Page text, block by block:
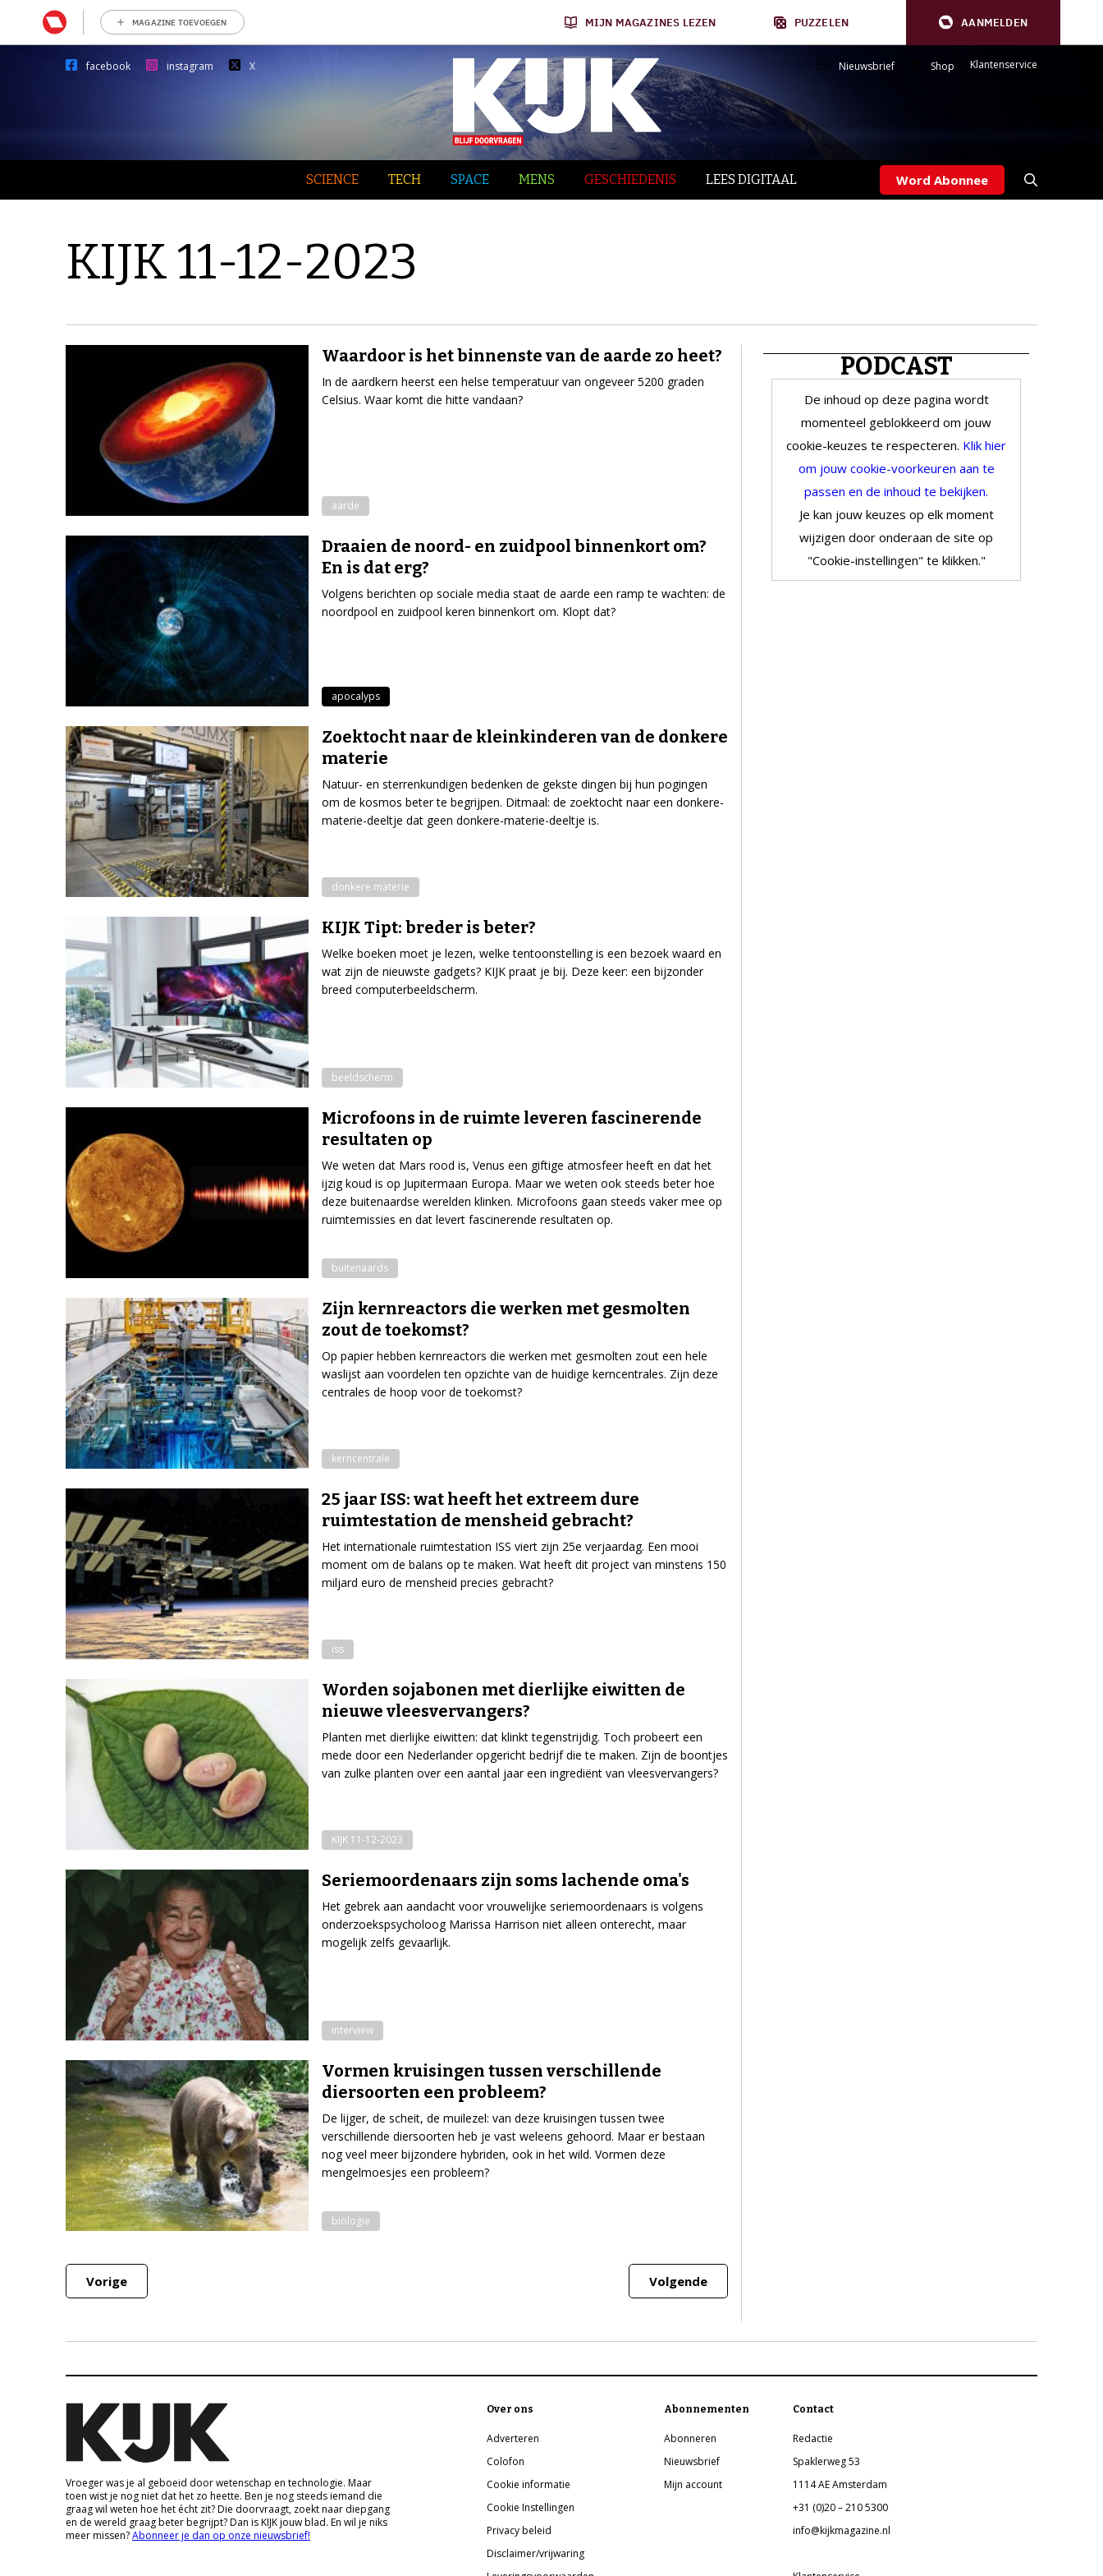
MAGAZINE TOEVOEGEN MIJN MAGAZINES LEZEN PUZZELEN AANMELDEN
facebook instagram X Nieuwsbrief Shop Klantenservice
SCIENCE TECH SPACE MENS GESCHIEDENIS LEES DIGITAAL Word Abonnee
KIJK 11-12-2023
Waardoor is het binnenste van de aarde zo heet?
In de aardkern heerst een helse temperatuur van ongeveer 5200 graden
Celsius. Waar komt die hitte vandaan?
aarde
Draaien de noord- en zuidpool binnenkort om?
En is dat erg?
Volgens berichten op sociale media staat de aarde een ramp te wachten: de
noordpool en zuidpool keren binnenkort om. Klopt dat?
apocalyps
Zoektocht naar de kleinkinderen van de donkere
materie
Natuur- en sterrenkundigen bedenken de gekste dingen bij hun pogingen
om de kosmos beter te begrijpen. Ditmaal: de zoektocht naar een donkere-
materie-deeltje dat geen donkere-materie-deeltje is.
donkere materie
KIJK Tipt: breder is beter?
Welke boeken moet je lezen, welke tentoonstelling is een bezoek waard en
wat zijn de nieuwste gadgets? KIJK praat je bij. Deze keer: een bijzonder
breed computerbeeldscherm.
beeldscherm
Microfoons in de ruimte leveren fascinerende
resultaten op
We weten dat Mars rood is, Venus een giftige atmosfeer heeft en dat het
ijzig koud is op Jupitermaan Europa. Maar we weten ook steeds beter hoe
deze buitenaardse werelden klinken. Microfoons gaan steeds vaker mee op
ruimtemissies en dat levert fascinerende resultaten op.
buitenaards
Zijn kernreactors die werken met gesmolten
zout de toekomst?
Op papier hebben kernreactors die werken met gesmolten zout een hele
waslijst aan voordelen ten opzichte van de huidige kerncentrales. Zijn deze
centrales de hoop voor de toekomst?
kerncentrale
25 jaar ISS: wat heeft het extreem dure
ruimtestation de mensheid gebracht?
Het internationale ruimtestation ISS viert zijn 25e verjaardag. Een mooi
moment om de balans op te maken. Wat heeft dit project van minstens 150
miljard euro de mensheid precies gebracht?
iss
Worden sojabonen met dierlijke eiwitten de
nieuwe vleesvervangers?
Planten met dierlijke eiwitten: dat klinkt tegenstrijdig. Toch probeert een
mede door een Nederlander opgericht bedrijf die te maken. Zijn de boontjes
van zulke planten over een aantal jaar een ingrediënt van vleesvervangers?
KIJK 11-12-2023
Seriemoordenaars zijn soms lachende oma's
Het gebrek aan aandacht voor vrouwelijke seriemoordenaars is volgens
onderzoekspsycholoog Marissa Harrison niet alleen onterecht, maar
mogelijk zelfs gevaarlijk.
interview
Vormen kruisingen tussen verschillende
diersoorten een probleem?
De lijger, de scheit, de muilezel: van deze kruisingen tussen twee
verschillende diersoorten heb je vast weleens gehoord. Maar er bestaan
nog veel meer bijzondere hybriden, ook in het wild. Vormen deze
mengelmoesjes een probleem?
biologie
Vorige Volgende
PODCAST
De inhoud op deze pagina wordt
momenteel geblokkeerd om jouw
cookie-keuzes te respecteren. Klik hier
om jouw cookie-voorkeuren aan te
passen en de inhoud te bekijken.
Je kan jouw keuzes op elk moment
wijzigen door onderaan de site op
"Cookie-instellingen" te klikken."
Vroeger was je al geboeid door wetenschap en technologie. Maar
toen wist je nog niet dat het zo heette. Ben je nog steeds iemand die
graag wil weten hoe het écht zit? Die doorvraagt, zoekt naar diepgang
en de wereld graag beter begrijpt? Dan is KIJK jouw blad. En wil je niks
meer missen?Abonneer je dan op onze nieuwsbrief!
Over ons
Adverteren
Colofon
Cookie informatie
Cookie Instellingen
Privacy beleid
Disclaimer/vrijwaring
Abonnementen
Abonneren
Nieuwsbrief
Mijn account
Contact
Redactie
Spaklerweg 53
1114 AE Amsterdam
+31 (0)20 – 210 5300
info@kijkmagazine.nl